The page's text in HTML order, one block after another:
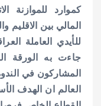
كموارد للموازنة
المالي بين
للأيدي العاملة
جاءت به الورقة
المشاركون في
العالم ان الهدف